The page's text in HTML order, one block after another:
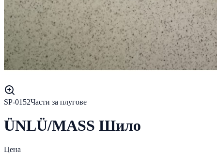
SP-0152Части за плугове
ÜNLÜ/MASS Шило
Цена